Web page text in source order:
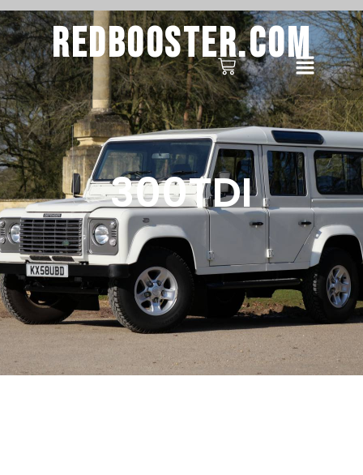
Redbooster.com
300TDI